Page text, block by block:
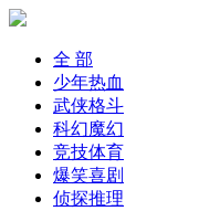
全 部
少年热血
武侠格斗
科幻魔幻
竞技体育
爆笑喜剧
侦探推理